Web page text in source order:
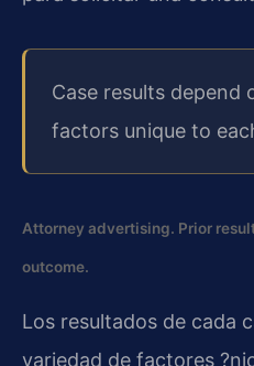
Case results depend
factors unique to
Attorney advertising. Prior
outcome.
Los resultados de cada
variedad de factores